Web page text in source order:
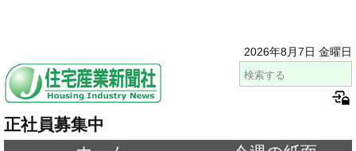
2026年8月7日 金曜日
正社員募集中